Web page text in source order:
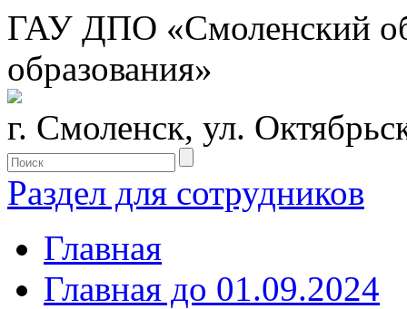
ГАУ ДПО «Смоленский
образования»
г. Смоленск, ул.
Раздел для сотрудников
Главная
Главная до 01.09.2024